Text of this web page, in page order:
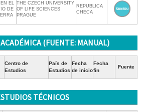
EL
DE
THE CZECH UNIVERSITY
OF LIFE SCIENCES
PRAGUE
REPUBLICA
CHECA
(FUENTE: MANUAL)
Centro de
Estudios
País de
Estudios
Fecha
de inicio
Fecha
fin
Fuente
TÉCNICOS